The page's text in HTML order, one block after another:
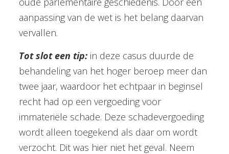
aanpassing van de wet is het belang daarvan
vervallen.
Tot slot een tip:in deze casus duurde de
behandeling van het hoger beroep meer dan
twee jaar, waardoor het echtpaar in beginsel
recht had op een vergoeding voor
immateriële schade. Deze schadevergoeding
wordt alleen toegekend als daar om wordt
verzocht. Dit was hier niet het geval. Neem